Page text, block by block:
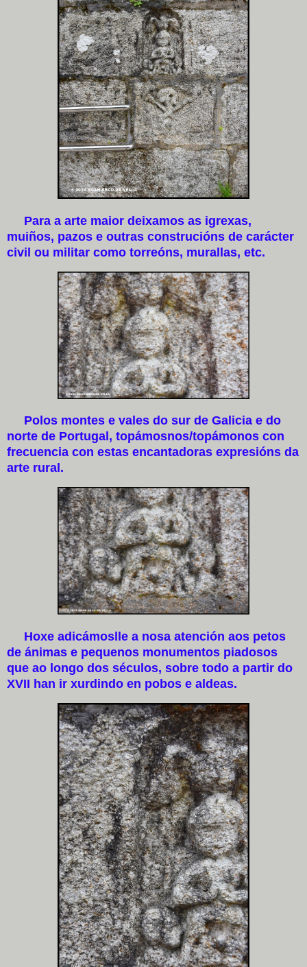
Para a arte maior deixamos as igrexas,
muiños, pazos e outras construcións de carácter
civil ou militar como torreóns, murallas, etc.
Polos montes e vales do sur de Galicia e do
norte de Portugal, topámosnos/topámonos con
frecuencia con estas encantadoras expresións da
arte rural.
Hoxe adicámoslle a nosa atención aos petos
de ánimas e pequenos monumentos piadosos
que ao longo dos séculos, sobre todo a partir do
XVII han ir xurdindo en pobos e aldeas.